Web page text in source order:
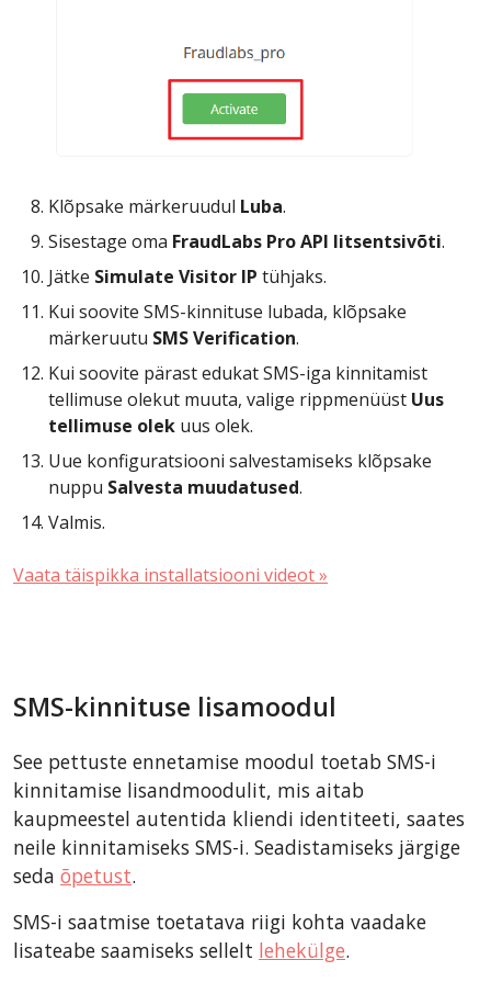
Klõpsake märkeruudul Luba.
Sisestage oma FraudLabs Pro API litsentsivõti.
Jätke Simulate Visitor IP tühjaks.
Kui soovite SMS-kinnituse lubada, klõpsake
märkeruutu SMS Verification.
Kui soovite pärast edukat SMS-iga kinnitamist
tellimuse olekut muuta, valige rippmenüüst Uus
tellimuse olek uus olek.
Uue konfiguratsiooni salvestamiseks klõpsake
nuppu Salvesta muudatused.
Valmis.
Vaata täispikka installatsiooni videot »
SMS-kinnituse lisamoodul
See pettuste ennetamise moodul toetab SMS-i
kinnitamise lisandmoodulit, mis aitab
kaupmeestel autentida kliendi identiteeti, saates
neile kinnitamiseks SMS-i. Seadistamiseks järgige
seda õpetust.
SMS-i saatmise toetatava riigi kohta vaadake
lisateabe saamiseks sellelt lehekülge.